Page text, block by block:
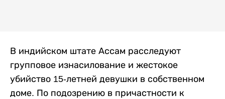
В индийском штате Ассам расследуют
групповое изнасилование и жестокое
убийство 15-летней девушки в собственном
доме. По подозрению в причастности к